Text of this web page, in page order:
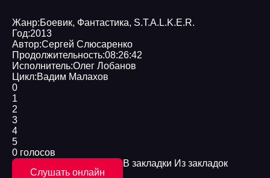
Жанр:Боевик, Фантастика, S.T.A.L.K.E.R.
Год:2013
Автор:Сергей Слюсаренко
Продолжительность:08:26:42
Исполнитель:Олег Лобанов
Цикл:Вадим Малахов
0
1
2
3
4
5
0 голосов
Слушать онлайн
В закладки Из закладок